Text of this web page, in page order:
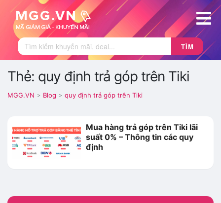
TÌM
Thẻ: quy định trả góp trên Tiki
MGG.VN > Blog > quy định trả góp trên Tiki
Mua hàng trả góp trên Tiki lãi
suất 0% – Thông tin các quy
định